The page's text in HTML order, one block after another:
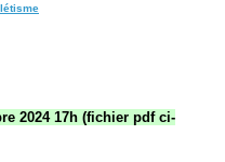
2024 17h (fichier pdf ci-